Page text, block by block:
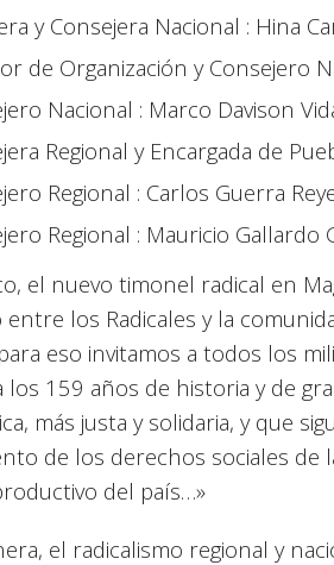
y Consejera Nacional : Hina
de Organización y Consejero
Nacional : Marco Davison
Regional y Encargada de
Regional : Carlos Guerra
Regional : Mauricio Gallardo
el nuevo timonel radical en
entre los Radicales y la
eso invitamos a todos los
los 159 años de historia y de
más justa y solidaria, y que
de los derechos sociales de
del país…»
el radicalismo regional y